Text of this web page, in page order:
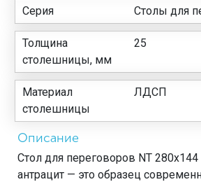
Серия Столы для
Толщина
столешницы, мм
25
Материал
столешницы
ЛДСП
Описание
Стол для переговоров NT
антрацит — это образец